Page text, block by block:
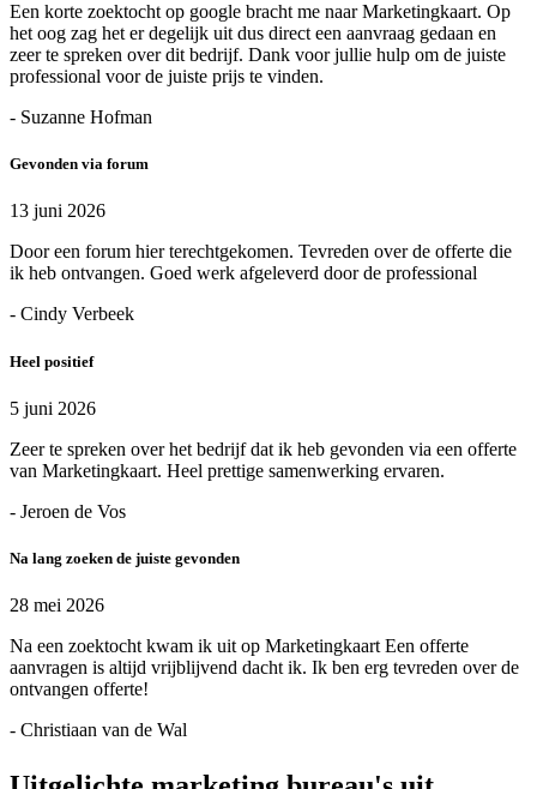
Een korte zoektocht op google bracht me naar Marketingkaart. Op
het oog zag het er degelijk uit dus direct een aanvraag gedaan en
zeer te spreken over dit bedrijf. Dank voor jullie hulp om de juiste
professional voor de juiste prijs te vinden.
- Suzanne Hofman
Gevonden via forum
13 juni 2026
Door een forum hier terechtgekomen. Tevreden over de offerte die
ik heb ontvangen. Goed werk afgeleverd door de professional
- Cindy Verbeek
Heel positief
5 juni 2026
Zeer te spreken over het bedrijf dat ik heb gevonden via een offerte
van Marketingkaart. Heel prettige samenwerking ervaren.
- Jeroen de Vos
Na lang zoeken de juiste gevonden
28 mei 2026
Na een zoektocht kwam ik uit op Marketingkaart Een offerte
aanvragen is altijd vrijblijvend dacht ik. Ik ben erg tevreden over de
ontvangen offerte!
- Christiaan van de Wal